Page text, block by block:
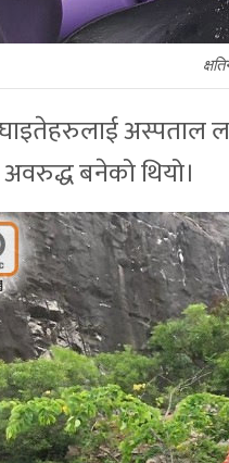
अस्पताल
बनेको थियो।